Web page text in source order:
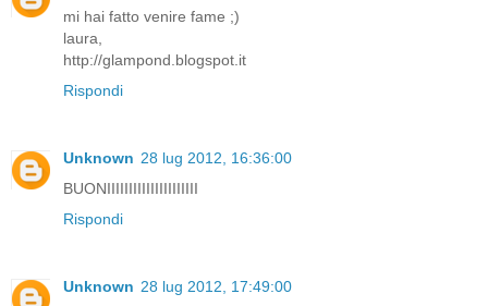
mi hai fatto venire fame ;)
laura,
http://glampond.blogspot.it
Rispondi
Unknown 28 lug 2012, 16:36:00
BUONIIIIIIIIIIIIIIIIIIIII
Rispondi
Unknown 28 lug 2012, 17:49:00